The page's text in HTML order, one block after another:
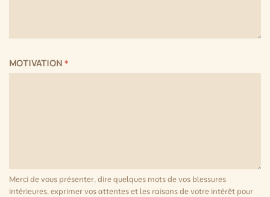
MOTIVATION *
Merci de vous présenter, dire quelques mots de vos blessures
intérieures, exprimer vos attentes et les raisons de votre intérêt pour